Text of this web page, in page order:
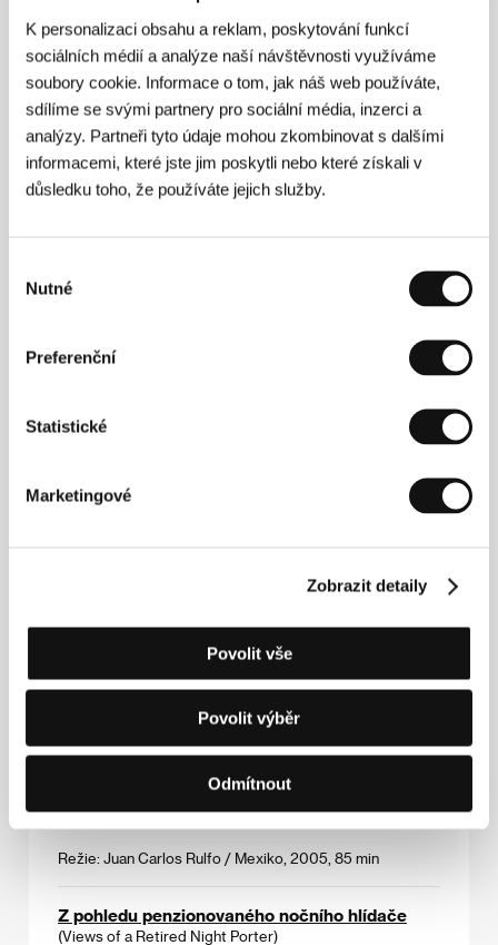
K personalizaci obsahu a reklam, poskytování funkcí
sociálních médií a analýze naší návštěvnosti využíváme
soubory cookie. Informace o tom, jak náš web používáte,
sdílíme se svými partnery pro sociální média, inzerci a
analýzy. Partneři tyto údaje mohou zkombinovat s dalšími
informacemi, které jste jim poskytli nebo které získali v
důsledku toho, že používáte jejich služby.
souhlasu
Nutné
Preferenční
Statistické
Marketingové
Zobrazit detaily
Povolit vše
Povolit výběr
Odmítnout
Režie: Lucie Králová / Česká republika, 2005, 30 min
Slepí andělé
(Blinde engle)
Režie: Jon Bang Carlsen / Dánsko, 2006, 90 min
Snění po číslech
(Dreaming by Numbers)
Suplent
Režie: Åsa Blanck, Johan Palmgren / Švédsko, 2006,
Tajný život Florence Broadhurstové
Režie: Gillian Armstrong / Austrálie, 2005, 82 min
Režie: Elio Quiroga / Španělsko, 2006, 22 min
Vítejte v New Yorku
Režie: Juan Carlos Rulfo / Mexiko, 2005, 85 min
Z pohledu penzionovaného nočního hlídače
(Views of a Retired Night Porter)